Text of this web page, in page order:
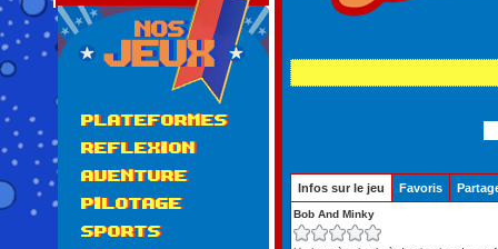
PLATEFORMES
REFLEXION
AVENTURE
PILOTAGE
SPORTS
Infos sur le jeu Favoris
Bob And Minky